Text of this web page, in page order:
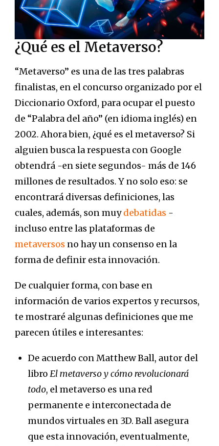
¿Qué es el Metaverso?
“Metaverso” es una de las tres palabras
finalistas, en el concurso organizado por el
Diccionario Oxford, para ocupar el puesto
de “Palabra del año” (en idioma inglés) en
2002. Ahora bien, ¿qué es el metaverso? Si
alguien busca la respuesta con Google
obtendrá -en siete segundos- más de 146
millones de resultados. Y no solo eso: se
encontrará diversas definiciones, las
cuales, además, son muydebatidas -
incluso entre las plataformas de
metaversos no hay un consenso en la
forma de definir esta innovación.
De cualquier forma, con base en
información de varios expertos y recursos,
te mostraré algunas definiciones que me
parecen útiles e interesantes:
De acuerdo con Matthew Ball, autor del
libro El metaverso y cómo revolucionará
todo, el metaverso es una red
permanente e interconectada de
mundos virtuales en 3D. Ball asegura
que esta innovación, eventualmente,